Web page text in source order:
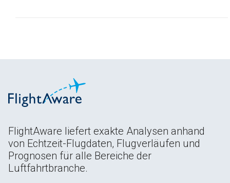
FlightAware liefert exakte Analysen anhand
von Echtzeit-Flugdaten, Flugverläufen und
Prognosen für alle Bereiche der
Luftfahrtbranche.